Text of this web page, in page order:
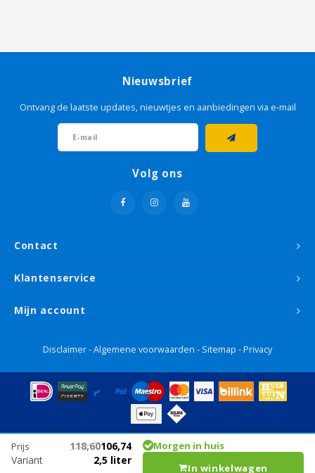
Prijs 118,60106,74
Variant
2,5 liter
Morgen in huis
In winkelwagen
Contact
Nieuwsbrief
Ontvang de laatste updates, nieuwtjes en aanbiedingen via e-mail
Volg ons
Klantenservice
Mijn account
Disclaimer-Algemene voorwaarden - Sitemap -Privacy